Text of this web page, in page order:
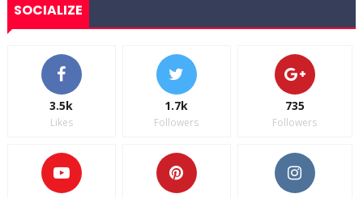
SOCIALIZE
3.5k
Likes
1.7k
Followers
735
Followers